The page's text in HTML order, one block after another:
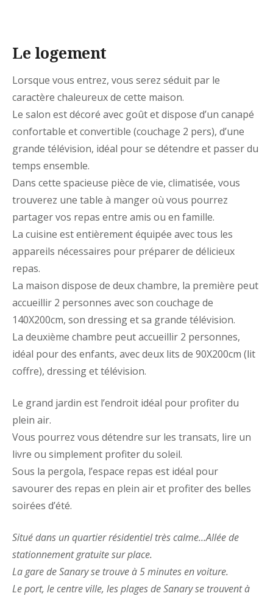
Le logement
Lorsque vous entrez, vous serez séduit par le
caractère chaleureux de cette maison.
Le salon est décoré avec goût et dispose d’un canapé
confortable et convertible (couchage 2 pers), d’une
grande télévision, idéal pour se détendre et passer du
temps ensemble.
Dans cette spacieuse pièce de vie, climatisée, vous
trouverez une table à manger où vous pourrez
partager vos repas entre amis ou en famille.
La cuisine est entièrement équipée avec tous les
appareils nécessaires pour préparer de délicieux
repas.
La maison dispose de deux chambre, la première peut
accueillir 2 personnes avec son couchage de
140X200cm, son dressing et sa grande télévision.
La deuxième chambre peut accueillir 2 personnes,
idéal pour des enfants, avec deux lits de 90X200cm (lit
coffre), dressing et télévision.
Le grand jardin est l’endroit idéal pour profiter du
plein air.
Vous pourrez vous détendre sur les transats, lire un
livre ou simplement profiter du soleil.
Sous la pergola, l’espace repas est idéal pour
savourer des repas en plein air et profiter des belles
soirées d’été.
Situé dans un quartier résidentiel très calme…Allée de
stationnement gratuite sur place.
La gare de Sanary se trouve à 5 minutes en voiture.
Le port, le centre ville, les plages de Sanary se trouvent à